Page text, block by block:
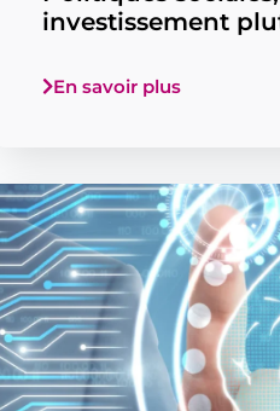
investissement
En savoir plus